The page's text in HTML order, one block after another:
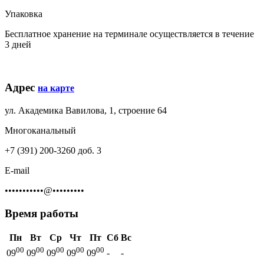
Упаковка
Бесплатное хранение на терминале осуществляется в течение
3 дней
Адрес на карте
ул. Академика Вавилова, 1, строение 64
Многоканальный
+7 (391) 200-3260 доб. 3
E-mail
•••••••••••@•••••••••
Время работы
Пн Вт Ср Чт Пт Сб Вс
0900 0900 0900 0900 0900 -
-